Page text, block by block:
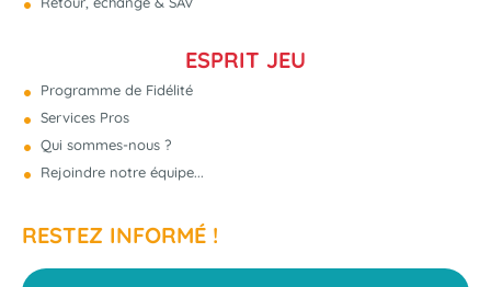
ESPRIT JEU
Programme de Fidélité
Services Pros
Qui sommes-nous ?
Rejoindre notre équipe...
RESTEZ INFORMÉ !